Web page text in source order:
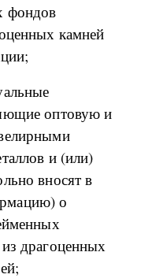
фондов
камней
оптовую и
и (или)
вносят в
о
драгоценных